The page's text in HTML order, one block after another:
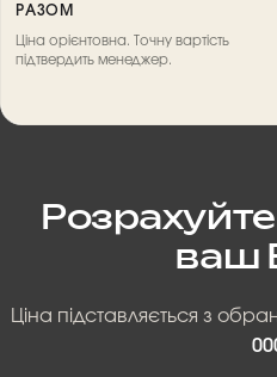
РАЗОМ
Ціна орієнтовна. Точну вартість
підтвердить менеджер.
ваш
Ціна підставляється з